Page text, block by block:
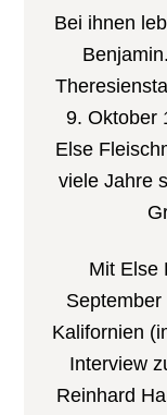
Bei ihnen
9. Oktober
Else
viele Jahre
Mit Else
Kalifornien
Interview
Reinhard